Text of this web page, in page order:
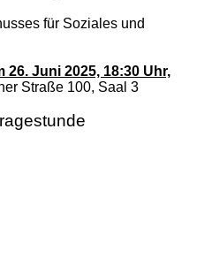
für Soziales und
26. Juni 2025, 18:30 Uhr,
Straße 100, Saal 3